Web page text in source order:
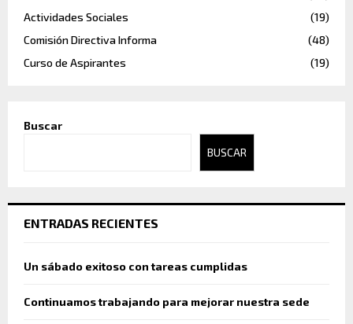
Actividades Sociales
(19)
Comisión Directiva Informa
(48)
Curso de Aspirantes
(19)
Buscar
BUSCAR
ENTRADAS RECIENTES
Un sábado exitoso con tareas cumplidas
Continuamos trabajando para mejorar nuestra sede